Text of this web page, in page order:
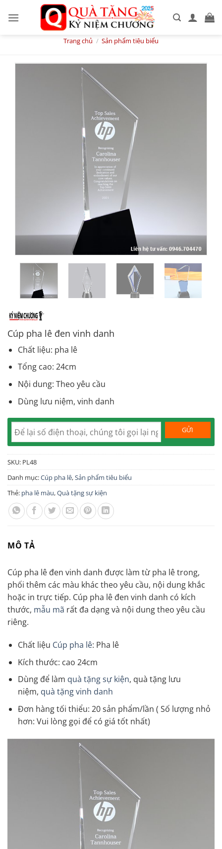
Trang chủ / Sản phẩm tiêu biểu
Cúp pha lê đen vinh danh
Chất liệu: pha lê
Tổng cao: 24cm
Nội dung: Theo yêu cầu
Dùng lưu niệm, vinh danh
SKU: PL48
Danh mục:Cúp pha lê,Sản phẩm tiêu biểu
Thẻ: pha lê màu,Quà tặng sự kiện
MÔ TẢ
Cúp pha lê đen vinh danh được làm từ pha lê trong,
phối thêm các màu khác theo yêu cầu, nội dung khắc
hoặc in trực tiếp. Cúp pha lê đen vinh danh có kích
thước, mẫu mã rất đa dạng và nội dung theo yêu cầu
riêng.
Chất liệu Cúp pha lê: Pha lê
Kích thước: cao 24cm
Dùng để làm quà tặng sự kiện, quà tặng lưu
niệm, quà tặng vinh danh
Đơn hàng tối thiểu: 20 sản phẩm/lần ( Số lượng nhỏ
hơn: Vui lòng gọi để có giá tốt nhất)